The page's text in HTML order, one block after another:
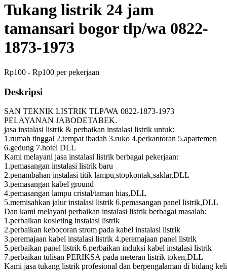
Tukang listrik 24 jam
tamansari bogor tlp/wa 0822-
1873-1973
Rp100 - Rp100 per pekerjaan
Deskripsi
SAN TEKNIK LISTRIK TLP/WA 0822-1873-1973
PELAYANAN JABODETABEK.
jasa instalasi listrik & perbaikan instalasi listrik untuk:
1.rumah tinggal 2.tempat ibadah 3.ruko 4.perkantoran 5.apartemen
6.gedung 7.hotel DLL
Kami melayani jasa instalasi listrik berbagai pekerjaan:
1.pemasangan instalasi listrik baru
2.penambahan instalasi titik lampu,stopkontak,saklar,DLL
3.pemasangan kabel ground
4.pemasangan lampu cristal/taman hias,DLL
5.memisahkan jalur instalasi listrik 6.pemasangan panel listrik,DLL
Dan kami melayani perbaikan instalasi listrik berbagai masalah:
1.perbaikan kosleting instalasi listrik
2.perbaikan kebocoran strom pada kabel instalasi listrik
3.peremajaan kabel instalasi listrik 4.peremajaan panel listrik
5.perbaikan panel listrik 6.perbaikan induksi kabel instalasi listrik
7.perbaikan tulisan PERIKSA pada meteran listrik token,DLL
Kami jasa tukang listrik profesional dan berpengalaman di bidang